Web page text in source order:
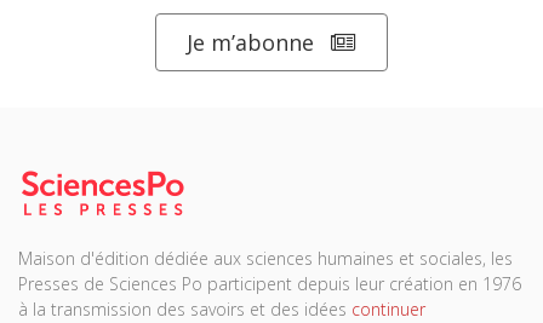
Je m’abonne
Maison d'édition dédiée aux sciences humaines et sociales, les
Presses de Sciences Po participent depuis leur création en 1976
à la transmission des savoirs et des idées continuer